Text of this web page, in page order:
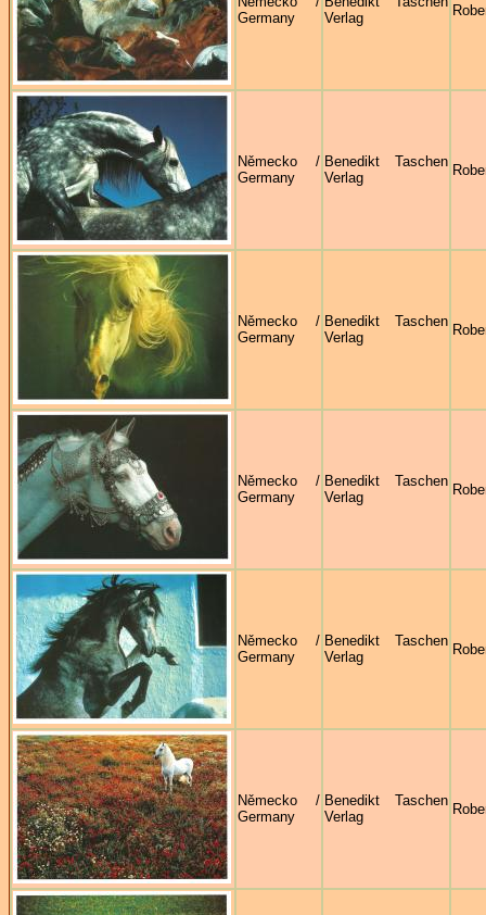
Germany
Verlag
Německo /
Germany
Benedikt Taschen
Verlag
Německo /
Germany
Benedikt Taschen
Verlag
Německo /
Germany
Benedikt Taschen
Verlag
Německo /
Germany
Benedikt Taschen
Verlag
Německo /
Germany
Benedikt Taschen
Verlag